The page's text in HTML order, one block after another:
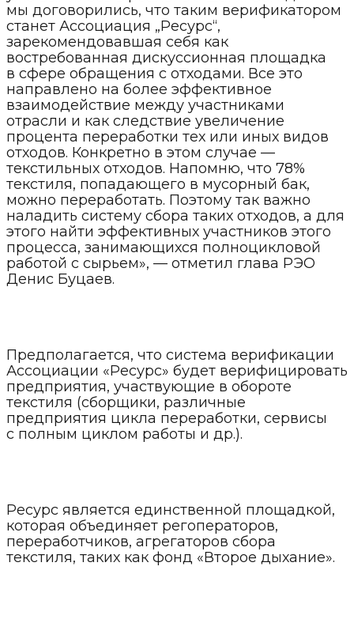
мы договорились, что таким верификатором
станет Ассоциация „Ресурс“,
зарекомендовавшая себя как
востребованная дискуссионная площадка
в сфере обращения с отходами. Все это
направлено на более эффективное
взаимодействие между участниками
отрасли и как следствие увеличение
процента переработки тех или иных видов
отходов. Конкретно в этом случае —
текстильных отходов. Напомню, что 78%
текстиля, попадающего в мусорный бак,
можно переработать. Поэтому так важно
наладить систему сбора таких отходов, а для
этого найти эффективных участников этого
процесса, занимающихся полноцикловой
работой с сырьем», — отметил глава РЭО
Денис Буцаев.
Предполагается, что система верификации
Ассоциации «Ресурс» будет верифицировать
предприятия, участвующие в обороте
текстиля (сборщики, различные
предприятия цикла переработки, сервисы
с полным циклом работы и др.).
Ресурс является единственной площадкой,
которая объединяет регоператоров,
переработчиков, агрегаторов сбора
текстиля, таких как фонд «Второе дыхание».